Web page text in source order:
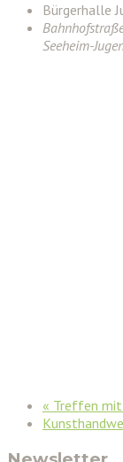
Bürgerhalle
Seeheim-
« Treffen mit